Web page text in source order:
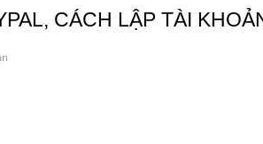
CÁCH LẬP TÀI